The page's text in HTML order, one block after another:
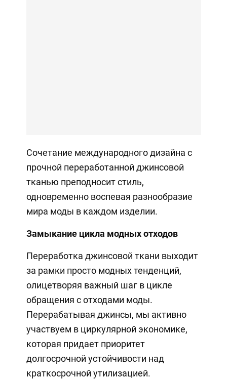
Сочетание международного дизайна с
прочной переработанной джинсовой
тканью преподносит стиль,
одновременно воспевая разнообразие
мира моды в каждом изделии.
Замыкание цикла модных отходов
Переработка джинсовой ткани выходит
за рамки просто модных тенденций,
олицетворяя важный шаг в цикле
обращения с отходами моды.
Перерабатывая джинсы, мы активно
участвуем в циркулярной экономике,
которая придает приоритет
долгосрочной устойчивости над
краткосрочной утилизацией.